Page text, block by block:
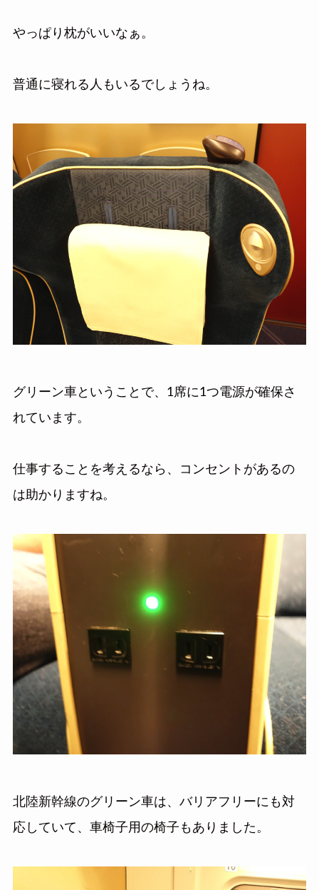
やっぱり枕がいいなぁ。
普通に寝れる人もいるでしょうね。
グリーン車ということで、1席に1つ電源が確保さ
れています。
仕事することを考えるなら、コンセントがあるの
は助かりますね。
北陸新幹線のグリーン車は、バリアフリーにも対
応していて、車椅子用の椅子もありました。